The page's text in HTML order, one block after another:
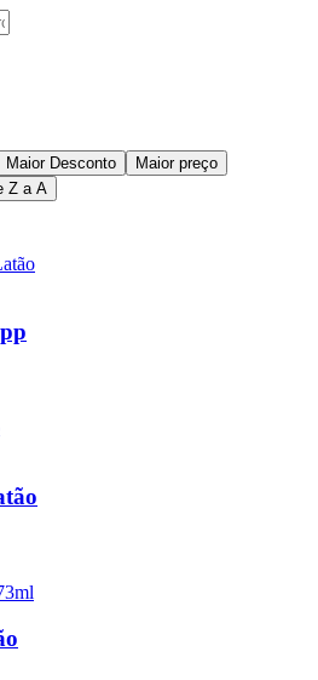
Maior Desconto
Maior preço
Z a A